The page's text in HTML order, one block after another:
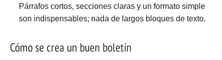
Párrafos cortos, secciones claras y un formato simple
son indispensables; nada de largos bloques de texto.
Cómo se crea un buen boletín